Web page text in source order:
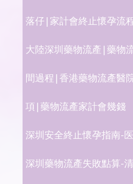
落仔|家計會終止懷孕流
大陸深圳藥物流產|藥物
間過程|香港藥物流產醫
項|藥物流產家計會幾錢
深圳安全終止懷孕指南-
深圳藥物流產失敗點算-